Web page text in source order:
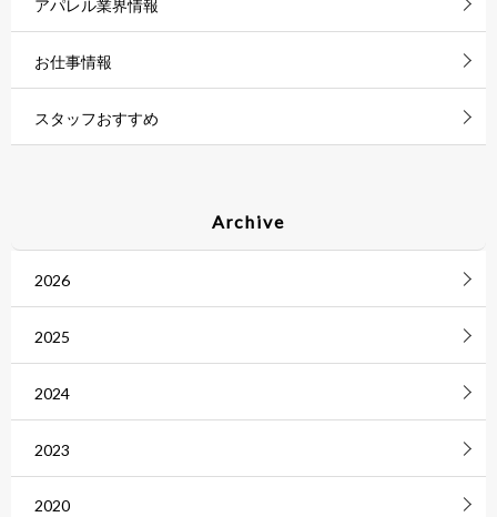
アパレル業界情報
お仕事情報
スタッフおすすめ
Archive
2026
2025
2024
2023
2020